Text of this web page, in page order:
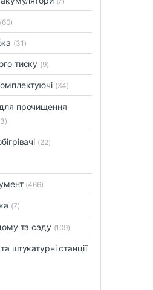
(60)
(31)
тиску (9)
(34)
прочищення
(22)
(466)
(7)
та саду (109)
штукатурні станції